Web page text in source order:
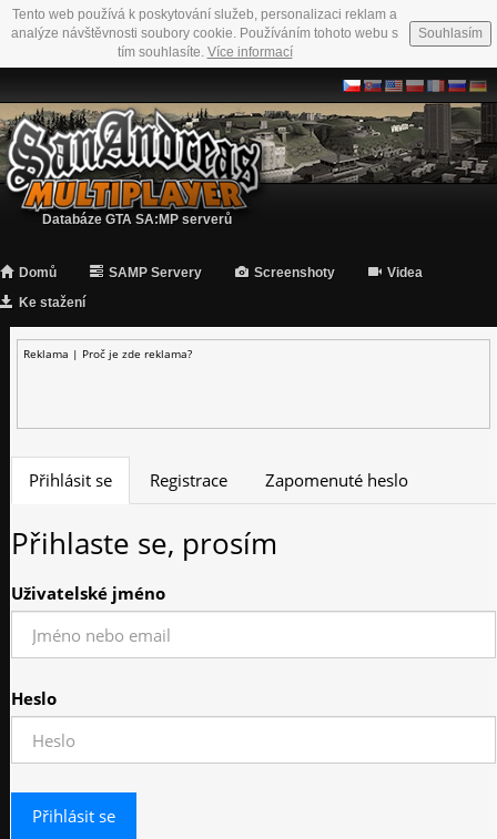
Tento web používá k poskytování služeb, personalizaci reklam a
analýze návštěvnosti soubory cookie. Používáním tohoto webu s
tím souhlasíte. Více informací
Souhlasím
Databáze GTA SA:MP serverů
Domů SAMP Servery Screenshoty
Videa
Ke stažení
Reklama | Proč je zde reklama?
Přihlásit se Registrace Zapomenuté heslo
Přihlaste se, prosím
Uživatelské jméno
Heslo